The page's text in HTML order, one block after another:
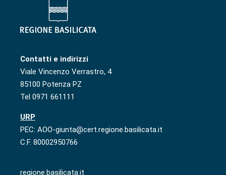
Contatti e indirizzi
Viale Vincenzo Verrastro, 4
85100 Potenza PZ
Tel 0971 661111
URP
PEC: AOO-giunta@cert.regione.basilicata.it
C.F. 80002950766
regione.basilicata.it